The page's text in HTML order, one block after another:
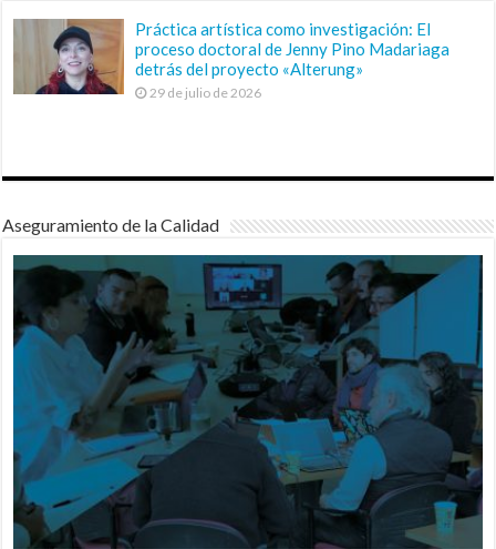
Práctica artística como investigación: El
proceso doctoral de Jenny Pino Madariaga
detrás del proyecto «Alterung»
29 de julio de 2026
Aseguramiento de la Calidad